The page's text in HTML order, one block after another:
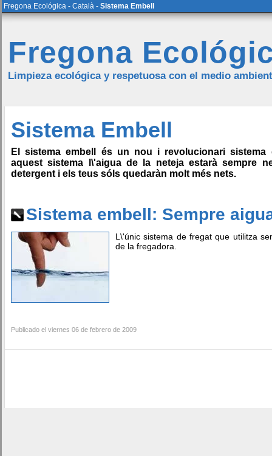
Fregona Ecológica - Català - Sistema Embell
Fregona
Limpieza ecológica y respetuosa con el medio
Sistema Embell
El sistema embell és un nou i revolucionari sistema
aquest sistema l\'aigua de la neteja estarà sempre
detergent i els teus sóls quedaràn molt més nets.
Sistema embell: Sempre
L\'únic sistema de fregat que utilitza
de la fregadora.
Publicado el viernes 06 de febrero de 2009